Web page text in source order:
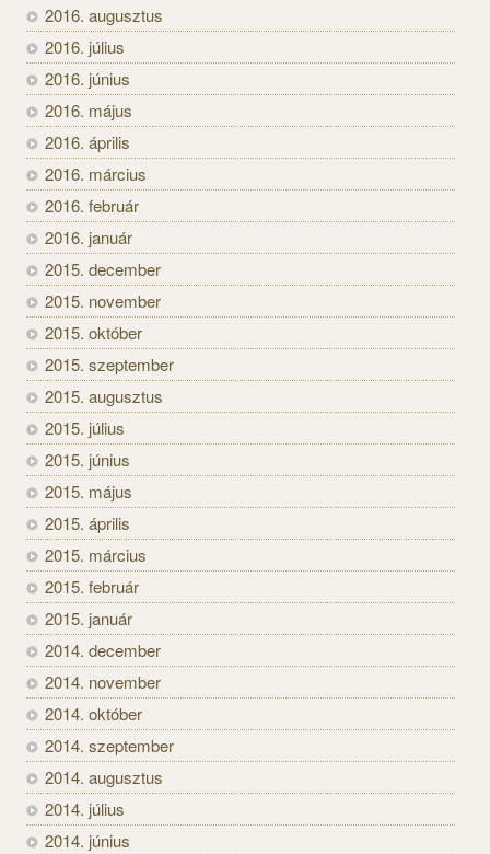
2016. augusztus
2016. július
2016. június
2016. május
2016. április
2016. március
2016. február
2016. január
2015. december
2015. november
2015. október
2015. szeptember
2015. augusztus
2015. július
2015. június
2015. május
2015. április
2015. március
2015. február
2015. január
2014. december
2014. november
2014. október
2014. szeptember
2014. augusztus
2014. július
2014. június